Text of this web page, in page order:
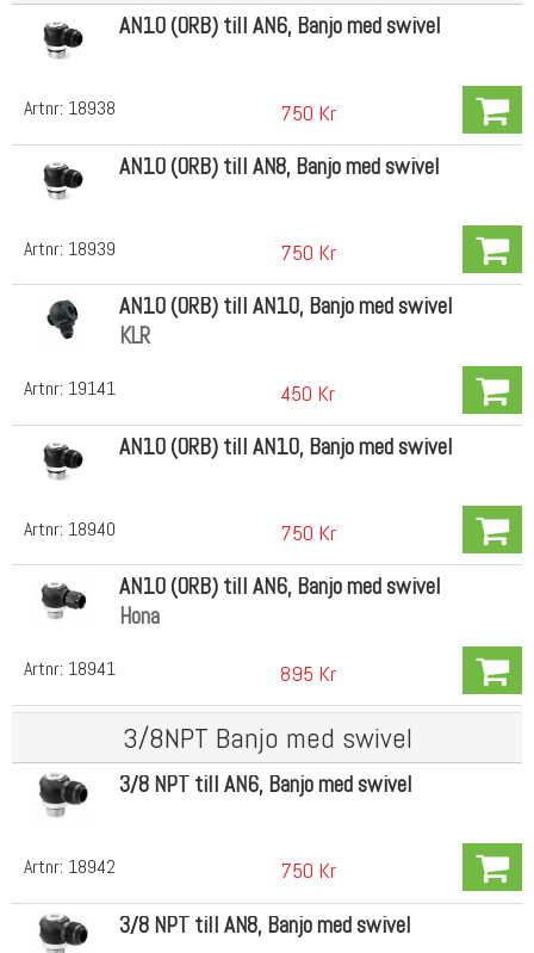
Artnr: 18938
AN10 (ORB) till AN6, Banjo med swivel
750 Kr
Artnr: 18939
AN10 (ORB) till AN8, Banjo med swivel
750 Kr
Artnr: 19141
AN10 (ORB) till AN10, Banjo med swivel
KLR
450 Kr
Artnr: 18940
AN10 (ORB) till AN10, Banjo med swivel
750 Kr
Artnr: 18941
AN10 (ORB) till AN6, Banjo med swivel
Hona
895 Kr
3/8NPT Banjo med swivel
Artnr: 18942
3/8 NPT till AN6, Banjo med swivel
750 Kr
3/8 NPT till AN8, Banjo med swivel